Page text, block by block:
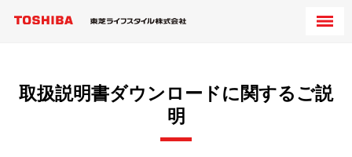
取扱説明書ダウンロードに関するご説
明